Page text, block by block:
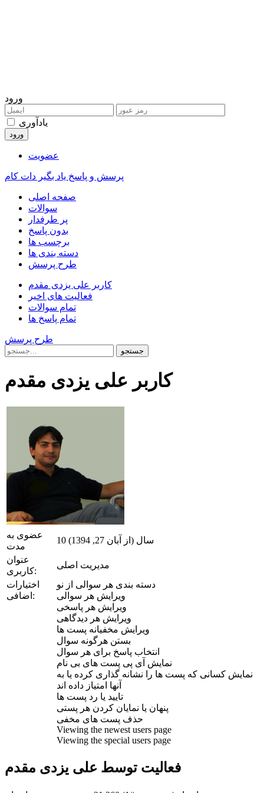
ورود
یادآوری
عضویت
پرسش و پاسخ یاد بگیر دات کام
صفحه اصلی
سوالات
پر طرفدار
بدون پاسخ
برچسب ها
دسته بندی ها
طرح پرسش
کاربر علی یزدی مقدم
فعالیت های اخیر
تمام سوالات
تمام پاسخ ها
طرح پرسش
کاربر علی یزدی مقدم
عضوی به
مدت
10 سال (از آبان 27, 1394)
عنوان
کاربری:
مدیریت اصلی
اختیارات
اضافی:
دسته بندی هر سوالی از نو
ویرایش هر سوالی
ویرایش هر پاسخی
ویرایش هر دیدگاهی
ویرایش مخفیانه پست ها
بستن هرگونه سوال
انتخاب پاسخ برای هر سوال
نمایش آی پی پست های بی نام
نمایش کسانی که پست ها را نشانه گذاری کرده یا به
آنها امتیاز داده اند
تایید یا رد پست ها
پنهان یا نمایان کردن هر پستی
حذف پست های مخفی
Viewing the newest users page
Viewing the special users page
فعالیت توسط علی یزدی مقدم